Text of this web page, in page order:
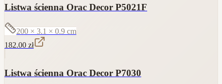
Listwa ścienna Orac Decor P5021F
200 × 3.1 × 0.9 cm
182.00 zł
Listwa ścienna Orac Decor P7030